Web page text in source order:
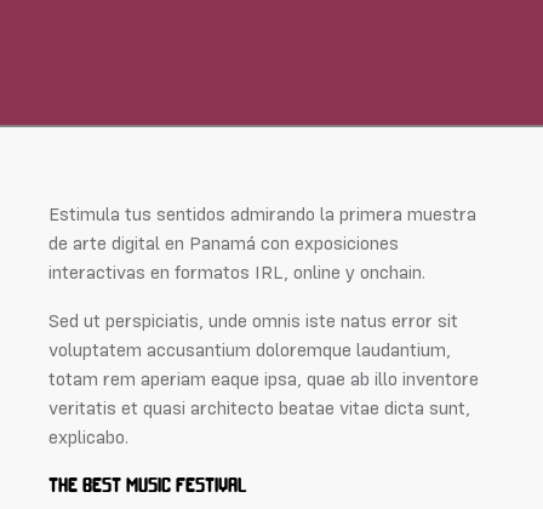
Estimula tus sentidos admirando la primera muestra
de arte digital en Panamá con exposiciones
interactivas en formatos IRL, online y onchain.
Sed ut perspiciatis, unde omnis iste natus error sit
voluptatem accusantium doloremque laudantium,
totam rem aperiam eaque ipsa, quae ab illo inventore
veritatis et quasi architecto beatae vitae dicta sunt,
explicabo.
THE BEST MUSIC FESTIVAL